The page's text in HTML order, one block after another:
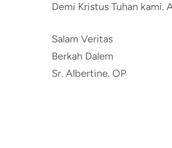
Demi Kristus Tuhan kami.
Salam Veritas
Berkah Dalem
Sr. Albertine. OP